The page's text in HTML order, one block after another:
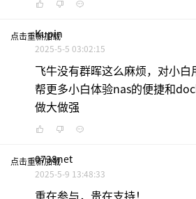
点击重新加载
Kupin
2025-5-5 03:02:15
飞牛没有群晖这么麻烦，对小
帮更多小白体验nas的便捷和
做大做强
点击重新加载
0738net
2025-5-9 13:48:33
重在参与，贵在支持！